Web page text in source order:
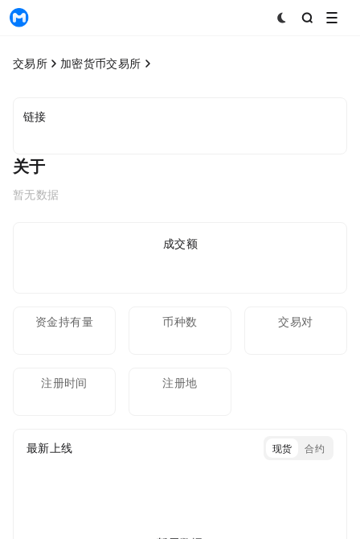
交易所 加密货币交易所
链接
关于
暂无数据
24h成交额
资金持有量 币种数 交易对
注册时间 注册地
最新上线 现货 合约